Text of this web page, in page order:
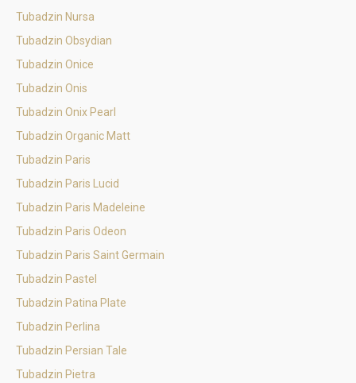
Tubadzin Nursa
Tubadzin Obsydian
Tubadzin Onice
Tubadzin Onis
Tubadzin Onix Pearl
Tubadzin Organic Matt
Tubadzin Paris
Tubadzin Paris Lucid
Tubadzin Paris Madeleine
Tubadzin Paris Odeon
Tubadzin Paris Saint Germain
Tubadzin Pastel
Tubadzin Patina Plate
Tubadzin Perlina
Tubadzin Persian Tale
Tubadzin Pietra